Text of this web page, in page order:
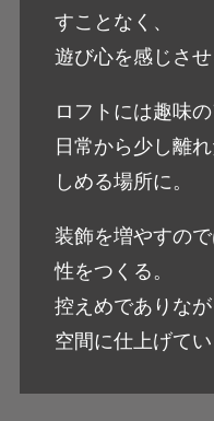
すことなく、
遊び心を感じさ
ロフトには趣味
日常から少し離
しめる場所に。
装飾を増やすの
性をつくる。
控えめでありな
空間に仕上げてい